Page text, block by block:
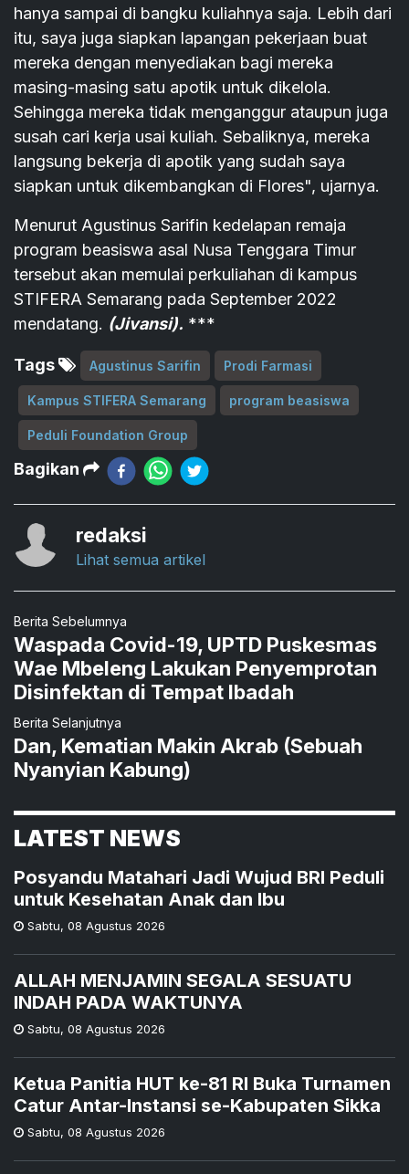
hanya sampai di bangku kuliahnya saja. Lebih dari
itu, saya juga siapkan lapangan pekerjaan buat
mereka dengan menyediakan bagi mereka
masing-masing satu apotik untuk dikelola.
Sehingga mereka tidak menganggur ataupun juga
susah cari kerja usai kuliah. Sebaliknya, mereka
langsung bekerja di apotik yang sudah saya
siapkan untuk dikembangkan di Flores", ujarnya.
Menurut Agustinus Sarifin kedelapan remaja
program beasiswa asal Nusa Tenggara Timur
tersebut akan memulai perkuliahan di kampus
STIFERA Semarang pada September 2022
mendatang. (Jivansi). ***
Tags Agustinus Sarifin Prodi Farmasi
Kampus STIFERA Semarang program beasiswa
Peduli Foundation Group
Bagikan
redaksi
Lihat semua artikel
Berita Sebelumnya
Waspada Covid-19, UPTD Puskesmas
Wae Mbeleng Lakukan Penyemprotan
Disinfektan di Tempat Ibadah
Berita Selanjutnya
Dan, Kematian Makin Akrab (Sebuah
Nyanyian Kabung)
LATEST NEWS
Posyandu Matahari Jadi Wujud BRI Peduli
untuk Kesehatan Anak dan Ibu
Sabtu, 08 Agustus 2026
ALLAH MENJAMIN SEGALA SESUATU
INDAH PADA WAKTUNYA
Sabtu, 08 Agustus 2026
Ketua Panitia HUT ke-81 RI Buka Turnamen
Catur Antar-Instansi se-Kabupaten Sikka
Sabtu, 08 Agustus 2026